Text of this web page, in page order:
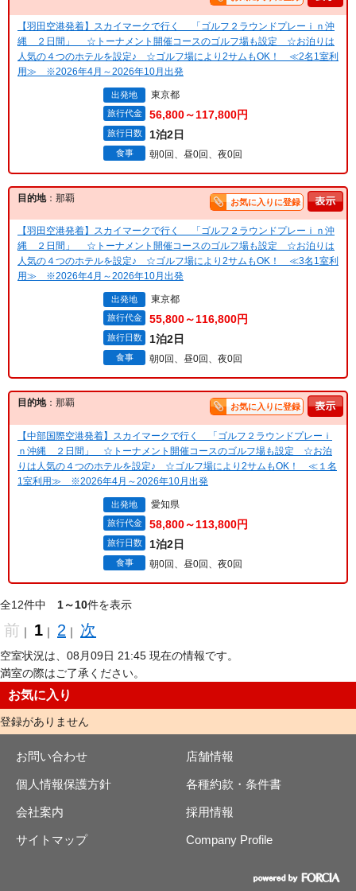
【羽田空港発着】スカイマークで行く 「ゴルフ２ラウンドプレーｉｎ沖
縄 ２日間」 ☆トーナメント開催コースのゴルフ場も設定 ☆お泊りは
人気の４つのホテルを設定♪ ☆ゴルフ場により2サムもOK！ ≪2名1室利
用≫ ※2026年4月～2026年10月出発
出発地 東京都
旅行代金 56,800～117,800円
旅行日数 1泊2日
食事 朝0回、昼0回、夜0回
目的地：那覇 お気に入りに登録
【羽田空港発着】スカイマークで行く 「ゴルフ２ラウンドプレーｉｎ沖
縄 ２日間」 ☆トーナメント開催コースのゴルフ場も設定 ☆お泊りは
人気の４つのホテルを設定♪ ☆ゴルフ場により2サムもOK！ ≪3名1室利
用≫ ※2026年4月～2026年10月出発
出発地 東京都
旅行代金 55,800～116,800円
旅行日数 1泊2日
食事 朝0回、昼0回、夜0回
目的地：那覇 お気に入りに登録
【中部国際空港発着】スカイマークで行く 「ゴルフ２ラウンドプレーｉ
ｎ沖縄 ２日間」 ☆トーナメント開催コースのゴルフ場も設定 ☆お泊
りは人気の４つのホテルを設定♪ ☆ゴルフ場により2サムもOK！ ≪１名
1室利用≫ ※2026年4月～2026年10月出発
出発地 愛知県
旅行代金 58,800～113,800円
旅行日数 1泊2日
食事 朝0回、昼0回、夜0回
全12件中 1～10件を表示
前 ｜ 1 ｜ 2 ｜ 次
空室状況は、08月09日 21:45 現在の情報です。
満室の際はご了承ください。
お気に入り
登録がありません
お問い合わせ 店舗情報
個人情報保護方針 各種約款・条件書
会社案内 採用情報
サイトマップ Company Profile